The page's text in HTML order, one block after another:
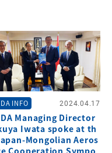
INFO 2024.04.17
Managing Director
Iwata spoke at th
Mongolian Aeros
Cooperation Sympo